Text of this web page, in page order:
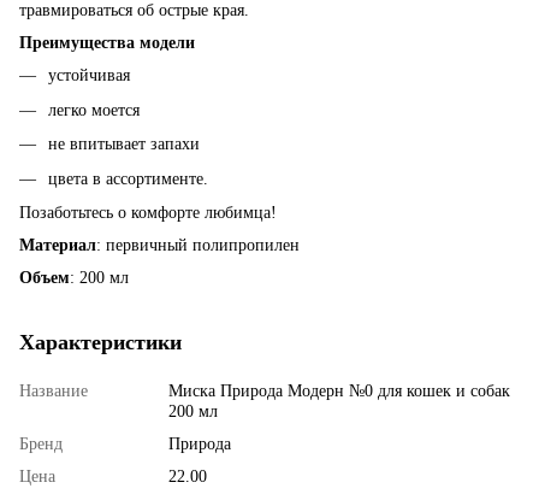
травмироваться об острые края.
Преимущества модели
устойчивая
легко моется
не впитывает запахи
цвета в ассортименте.
Позаботьтесь о комфорте любимца!
Материал: первичный полипропилен
Объем: 200 мл
Характеристики
Название
Миска Природа Модерн №0 для кошек и собак
200 мл
Бренд
Природа
Цена
22.00